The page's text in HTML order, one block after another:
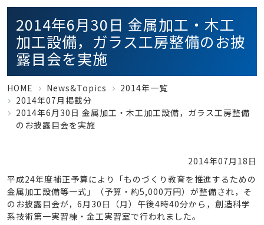
2014年6月30日 金属加工・木工
加工設備，ガラス工房整備のお披
露目会を実施
HOME News&Topics
2014年一覧
2014年07月掲載分
2014年6月30日 金属加工・木工加工設備，ガラス工房整備
のお披露目会を実施
2014年07月18日
平成24年度補正予算により「ものづくり教育を推進するための
金属加工設備等一式」（予算・約5,000万円）が整備され，そ
のお披露目会が，6月30日（月）午後4時40分から，創造科学
系技術第一実習棟・金工実習室で行われました。